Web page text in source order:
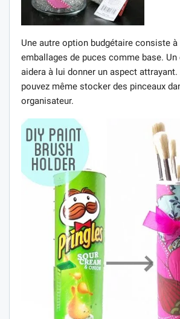
Une autre option budgétaire consiste
emballages de puces comme base.
aidera à lui donner un aspect
pouvez même stocker des pinceaux
organisateur.